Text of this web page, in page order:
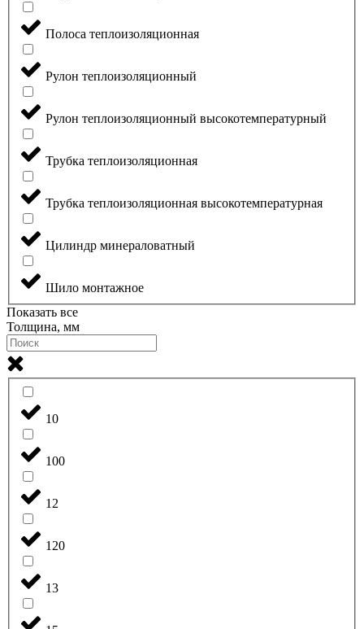
Полоса теплоизоляционная
Рулон теплоизоляционный
Рулон теплоизоляционный высокотемпературный
Трубка теплоизоляционная
Трубка теплоизоляционная высокотемпературная
Цилиндр минераловатный
Шило монтажное
Показать все
Толщина, мм
10
100
12
120
13